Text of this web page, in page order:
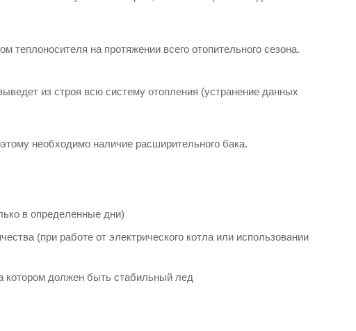
теплоносителя на протяжении всего отопительного сезона.
из строя всю систему отопления (устранение данных
необходимо наличие расширительного бака.
в определенные дни)
(при работе от электрического котла или использовании
котором должен быть стабильный лед